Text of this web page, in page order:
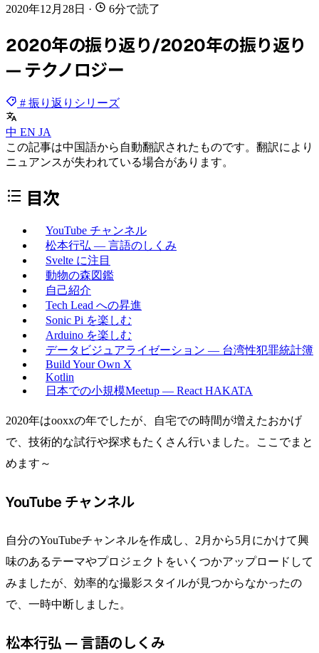
2020年12月28日 · 6分で読了
2020年の振り返り/2020年の振り返り
— テクノロジー
# 振り返りシリーズ
中 EN JA
この記事は中国語から自動翻訳されたものです。翻訳により
ニュアンスが失われている場合があります。
目次
YouTube チャンネル
松本行弘 — 言語のしくみ
Svelte に注目
動物の森図鑑
自己紹介
Tech Lead への昇進
Sonic Pi を楽しむ
Arduino を楽しむ
データビジュアライゼーション — 台湾性犯罪統計簿
Build Your Own X
Kotlin
日本での小規模Meetup — React HAKATA
2020年はooxxの年でしたが、自宅での時間が増えたおかげ
で、技術的な試行や探求もたくさん行いました。ここでまと
めます～
YouTube チャンネル
自分のYouTubeチャンネルを作成し、2月から5月にかけて興
味のあるテーマやプロジェクトをいくつかアップロードして
みましたが、効率的な撮影スタイルが見つからなかったの
で、一時中断しました。
松本行弘 — 言語のしくみ